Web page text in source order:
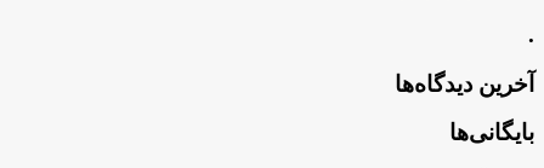
.
آخرین دیدگاه‌ها
بایگانی‌ها